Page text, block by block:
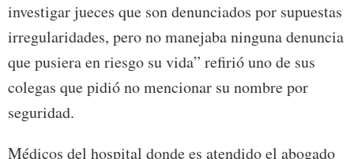
investigar jueces que son denunciados por supuestas
irregularidades, pero no manejaba ninguna denuncia
que pusiera en riesgo su vida” refirió uno de sus
colegas que pidió no mencionar su nombre por
seguridad.
Médicos del hospital donde es atendido el abogado